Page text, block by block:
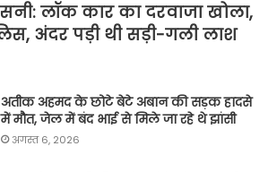
लॉक कार का दरवाजा खोला,
अंदर पड़ी थी सड़ी-गली लाश
अतीक अहमद के छोटे बेटे अबान की सड़क हादसे
में मौत, जेल में बंद भाई से मिले जा रहे थे झांसी
अगस्त 6, 2026